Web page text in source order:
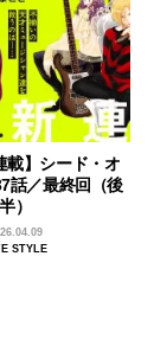
載】シード・オ
話／最終回（後
半）
STYLE